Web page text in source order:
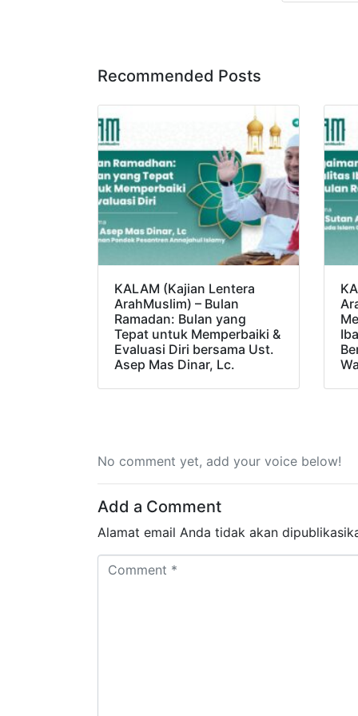
Recommended Posts
KALAM (Kajian Lentera
ArahMuslim) – Bulan
Ramadan: Bulan yang
Tepat untuk Memperbaiki &
Evaluasi Diri bersama Ust.
Asep Mas Dinar, Lc.
No comment yet, add your voice below!
Add a Comment
Alamat email Anda tidak akan
Comment *